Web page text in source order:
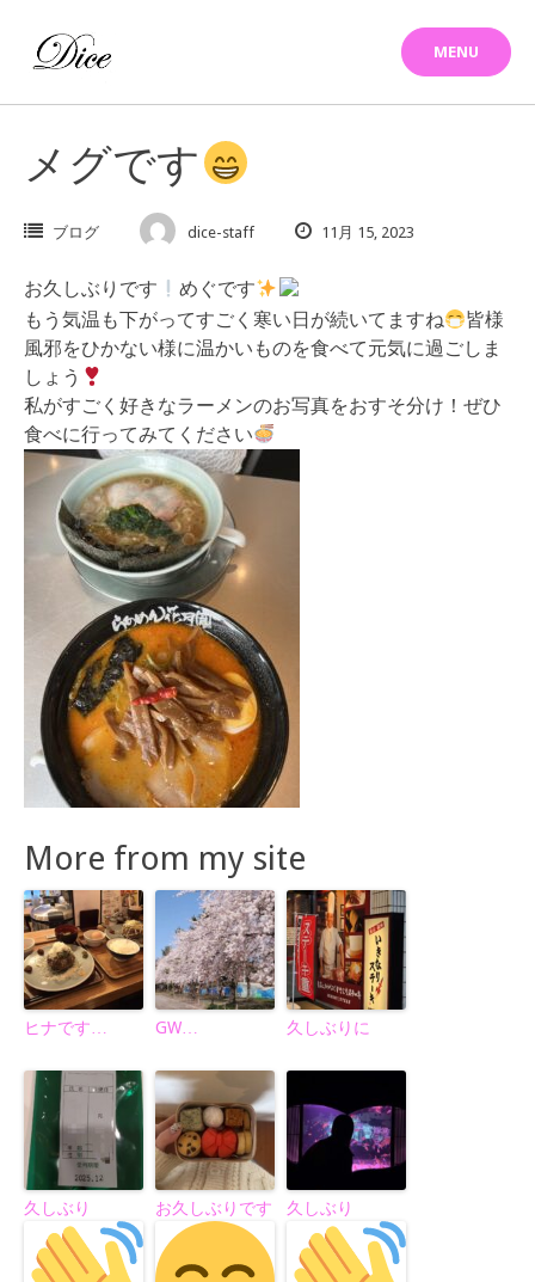
content
MENU
メグです
ブログ dice-staff 11月 15, 2023
お久しぶりです
めぐです
もう気温も下がってすごく寒い日が続いてますね
皆様
風邪をひかない様に温かいものを食べて元気に過ごしま
しょう
私がすごく好きなラーメンのお写真をおすそ分け！ぜひ
食べに行ってみてください
More from my site
ヒナです… GW… 久しぶりに
久しぶり お久しぶりです 久しぶり